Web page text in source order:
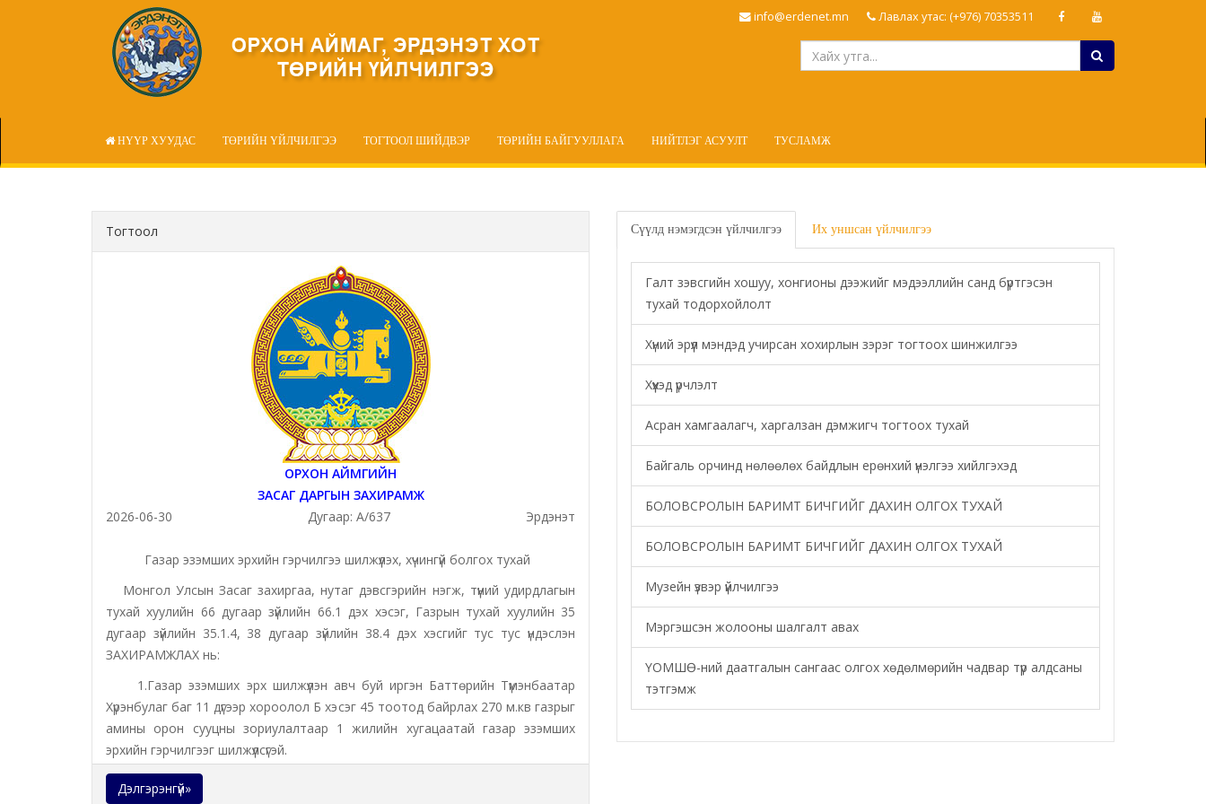
info@erdenet.mn Лавлах утас: (+976) 70353511
НҮҮР ХУУДАС ТӨРИЙН ҮЙЛЧИЛГЭЭ ТОГТООЛ ШИЙДВЭР ТӨРИЙН БАЙГУУЛЛАГА НИЙТЛЭГ АСУУЛТ ТУСЛАМЖ
Тогтоол
ОРХОН АЙМГИЙН
ЗАСАГ ДАРГЫН ЗАХИРАМЖ
2026-06-30
Дугаар: А/637 Эрдэнэт
Газар эзэмших эрхийн гэрчилгээ шилжүүлэх, хүчингүй болгох тухай
Монгол Улсын Засаг захиргаа, нутаг дэвсгэрийн нэгж, түүний удирдлагын
тухай хуулийн 66 дугаар зүйлийн 66.1 дэх хэсэг, Газрын тухай хуулийн 35
дугаар зүйлийн 35.1.4, 38 дугаар зүйлийн 38.4 дэх хэсгийг тус тус үндэслэн
ЗАХИРАМЖЛАХ нь:
1.Газар эзэмших эрх шилжүүлэн авч буй иргэн Баттөрийн Түмэнбаатар
Хүрэнбулаг баг 11 дүгээр хороолол Б хэсэг 45 тоотод байрлах 270 м.кв газрыг
амины орон сууцны зориулалтаар 1 жилийн хугацаатай газар эзэмших
эрхийн гэрчилгээг шилжүүлсүгэй.
2.Газар эзэмших эрхийн гэрчилгээг бусдад шилжүүлж байгаатай
Дэлгэрэнгүй»
Сүүлд нэмэгдсэн үйлчилгээ Их уншсан үйлчилгээ
Галт зэвсгийн хошуу, хонгионы дээжийг мэдээллийн санд бүртгэсэн
тухай тодорхойлолт
Хүний эрүүл мэндэд учирсан хохирлын зэрэг тогтоох шинжилгээ
Хүүхэд үрчлэлт
Асран хамгаалагч, харгалзан дэмжигч тогтоох тухай
Байгаль орчинд нөлөөлөх байдлын ерөнхий үнэлгээ хийлгэхэд
БОЛОВСРОЛЫН БАРИМТ БИЧГИЙГ ДАХИН ОЛГОХ ТУХАЙ
БОЛОВСРОЛЫН БАРИМТ БИЧГИЙГ ДАХИН ОЛГОХ ТУХАЙ
Музейн үзвэр үйлчилгээ
Мэргэшсэн жолооны шалгалт авах
ҮОМШӨ-ний даатгалын сангаас олгох хөдөлмөрийн чадвар түр алдсаны
тэтгэмж